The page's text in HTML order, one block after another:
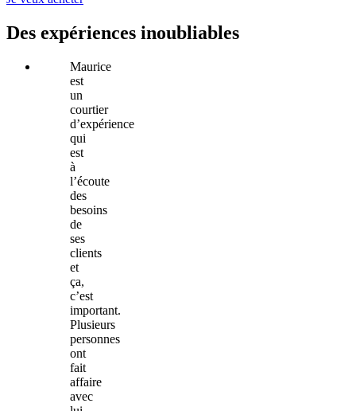
Des expériences inoubliables
Maurice
est
un
courtier
d’expérience
qui
est
à
l’écoute
des
besoins
de
ses
clients
et
ça,
c’est
important.
Plusieurs
personnes
ont
fait
affaire
avec